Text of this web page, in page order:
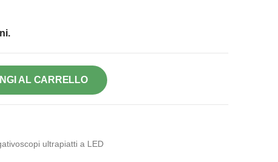
AL CARRELLO
ultrapiatti a LED